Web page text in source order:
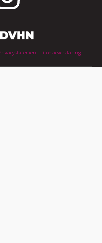
| Cookieverklaring